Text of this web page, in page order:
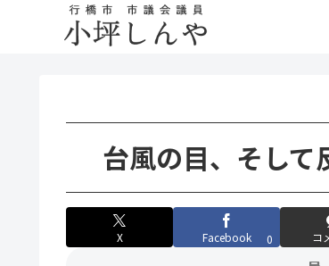
台風の目、そして
X Facebook 0 コ